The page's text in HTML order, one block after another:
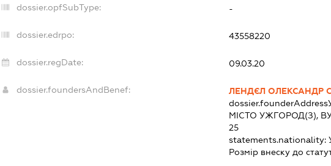
dossier.opfSubType: -
dossier.edrpo: 43558220
dossier.regDate: 09.03.20
dossier.foundersAndBenef:
ЛЕНДЄЛ ОЛЕКСАНДР
dossier.founderAddress
МІСТО УЖГОРОД(З),
25
statements.nationality:
Розмір внеску до